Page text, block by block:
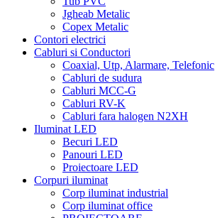
Jgheab Metalic
Copex Metalic
Contori electrici
Cabluri si Conductori
Coaxial, Utp, Alarmare, Telefonic
Cabluri de sudura
Cabluri MCC-G
Cabluri RV-K
Cabluri fara halogen N2XH
Iluminat LED
Becuri LED
Panouri LED
Proiectoare LED
Corpuri iluminat
Corp iluminat industrial
Corp iluminat office